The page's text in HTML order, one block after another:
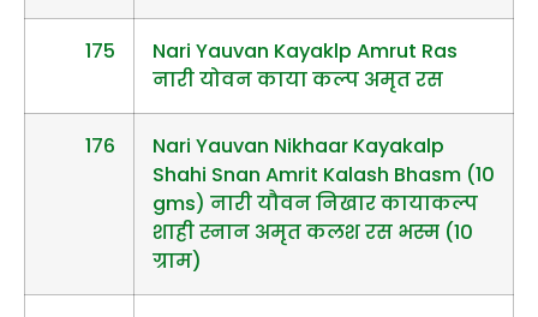
175
Nari Yauvan Kayaklp Amrut Ras
नारी योवन काया कल्प अमृत रस
176
Nari Yauvan Nikhaar Kayakalp
Shahi Snan Amrit Kalash Bhasm (10
gms) नारी यौवन निखार कायाकल्प
शाही स्नान अमृत कलश रस भस्म (10
ग्राम)